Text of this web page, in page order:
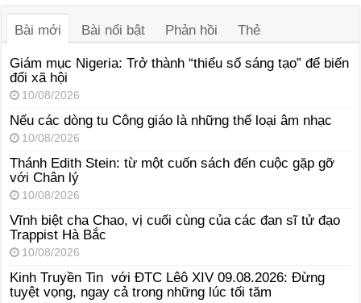
Bài mới Bài nổi bật Phản hồi Thẻ
Giám mục Nigeria: Trở thành “thiểu số sáng tạo” để biến
đổi xã hội
10/08/2026
Nếu các dòng tu Công giáo là những thể loại âm nhạc
10/08/2026
Thánh Edith Stein: từ một cuốn sách đến cuộc gặp gỡ
với Chân lý
10/08/2026
Vĩnh biệt cha Chao, vị cuối cùng của các đan sĩ tử đạo
Trappist Hà Bắc
10/08/2026
Kinh Truyền Tin với ĐTC Lêô XIV 09.08.2026: Đừng
tuyệt vọng, ngay cả trong những lúc tối tăm